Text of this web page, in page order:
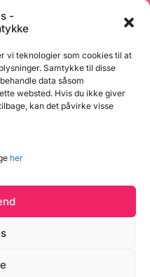
-
vi teknologier som cookies til at
Samtykke til disse
data såsom
websted. Hvis du ikke giver
kan det påvirke visse
her
og modtag gode tilbud
direkte i din